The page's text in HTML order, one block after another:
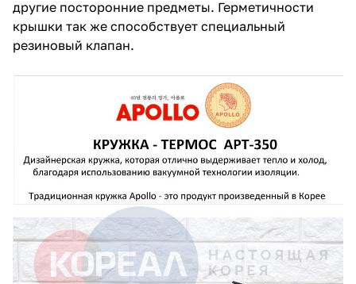
другие посторонние предметы. Герметичности
крышки так же способствует специальный
резиновый клапан.